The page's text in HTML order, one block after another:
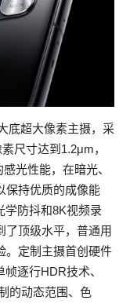
底超大像素主摄，采
尺寸达到1.2μm，
光性能，在暗光、
保持优质的成像能
学防抖和8K视频录
了顶级水平，普通用
。定制主摄首创硬件
逐行HDR技术、
的动态范围、色